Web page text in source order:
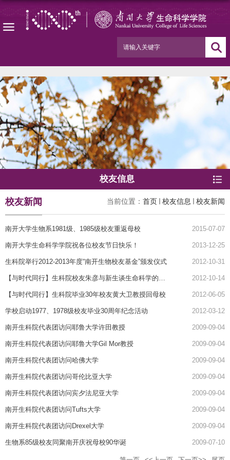
校友信息
当前位置： 首页 校友信息 校友新闻
校友新闻
南开大学生物系1981级、1985级校友重返母校 2015-07-07
南开大学生命科学学院祝各位校友节日快乐！ 2013-12-25
生科院举行2012-2013年度“南开生物校友基金”颁发仪式 2012-10-31
【与时代同行】生科院校友朱彦与新生谈生命科学的今天与将来 2012-10-14
【与时代同行】生科院毕业30年校友黄大卫教授回母校 2012-06-05
学校启动1977、1978级校友毕业30周年纪念活动 2012-03-12
南开生科院代表团访问耶鲁大学许田教授 2009-09-04
南开生科院代表团访问耶鲁大学Gil Mor教授 2009-09-04
南开生科院代表团访问哈佛大学 2009-09-04
南开生科院代表团访问哥伦比亚大学 2009-09-04
南开生科院代表团访问宾夕法尼亚大学 2009-09-04
南开生科院代表团访问Tufts大学 2009-09-04
南开生科院代表团访问Drexel大学 2009-09-04
生物系85级校友同聚南开庆祝母校90华诞 2009-07-10